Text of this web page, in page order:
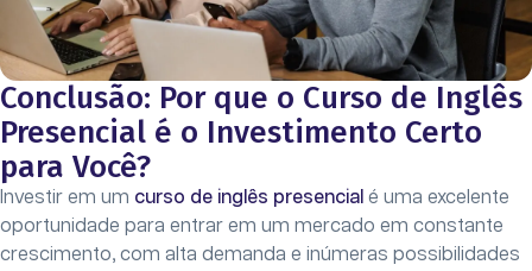
Conclusão: Por que o Curso de Inglês
Presencial é o Investimento Certo
para Você?
Investir em um curso de inglês presencial é uma excelente
oportunidade para entrar em um mercado em constante
crescimento, com alta demanda e inúmeras possibilidades